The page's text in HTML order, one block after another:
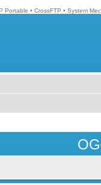
Portable • CrossFTP • System